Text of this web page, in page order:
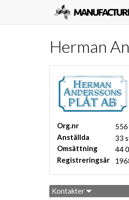
Herman
Org.nr
Anställda
33
Omsättning
44
Registreringsår
Kontakter